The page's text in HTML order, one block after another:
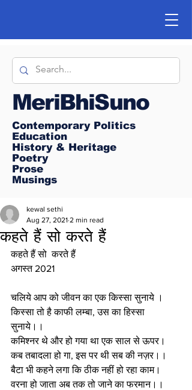
MeriBhiSuno
Contemporary Politics
Education
History & Heritage
Poetry
Prose
Musings
कहते हैं सो करते हैं
kewal sethi
Aug 27, 2021 2 min read
कहते हैं सो  करते हैं
अगस्त 2021
चलिये आप को जीवन का एक किस्सा सुनाये ।
किस्सा तो है काफी लम्बा, उस का हिस्सा
सुनाये।।
कमिश्नर थे और हो गया था एक साल से ऊपर।
कब तबादला हो गा, इस पर थी सब की नज़र।।
बैटा भी कहने लगा कि ठीक नहीं हो रहा काम।
वरना हो जाता अब तक तो जाने का फरमान।।